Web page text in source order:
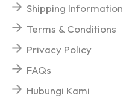
Shipping Information
Terms & Conditions
Privacy Policy
FAQs
Hubungi Kami